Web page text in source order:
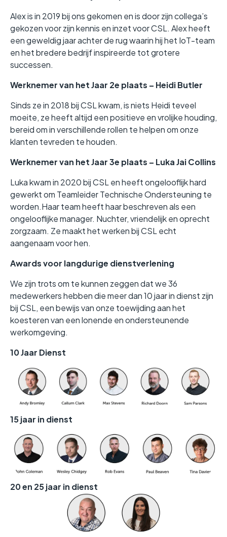
Alex is in 2019 bij ons gekomen en is door zijn collega’s
gekozen voor zijn kennis en inzet voor CSL. Alex heeft
een geweldig jaar achter de rug waarin hij het IoT-team
en het bredere bedrijf inspireerde tot grotere
successen.
Werknemer van het Jaar 2e plaats – Heidi Butler
Sinds ze in 2018 bij CSL kwam, is niets Heidi teveel
moeite, ze heeft altijd een positieve en vrolijke houding,
bereid om in verschillende rollen te helpen om onze
klanten tevreden te houden.
Werknemer van het Jaar 3e plaats – Luka Jai Collins
Luka kwam in 2020 bij CSL en heeft ongelooflijk hard
gewerkt om Teamleider Technische Ondersteuning te
worden.Haar team heeft haar beschreven als een
ongelooflijke manager. Nuchter, vriendelijk en oprecht
zorgzaam. Ze maakt het werken bij CSL echt
aangenaam voor hen.
Awards voor langdurige dienstverlening
We zijn trots om te kunnen zeggen dat we 36
medewerkers hebben die meer dan 10 jaar in dienst zijn
bij CSL, een bewijs van onze toewijding aan het
koesteren van een lonende en ondersteunende
werkomgeving.
10 Jaar Dienst
15jaar in dienst
20 en 25jaar in dienst